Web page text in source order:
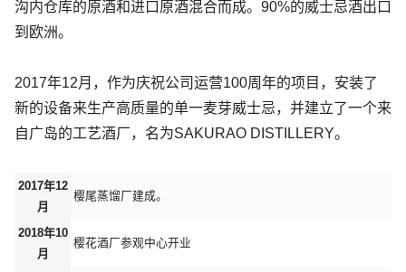
沟内仓库的原酒和进口原酒混合而成。90%的威士忌酒出口
到欧洲。
2017年12月，作为庆祝公司运营100周年的项目，安装了
新的设备来生产高质量的单一麦芽威士忌，并建立了一个来
自广岛的工艺酒厂，名为SAKURAO DISTILLERY。
2017年12
月
樱尾蒸馏厂建成。
2018年10
月
樱花酒厂参观中心开业